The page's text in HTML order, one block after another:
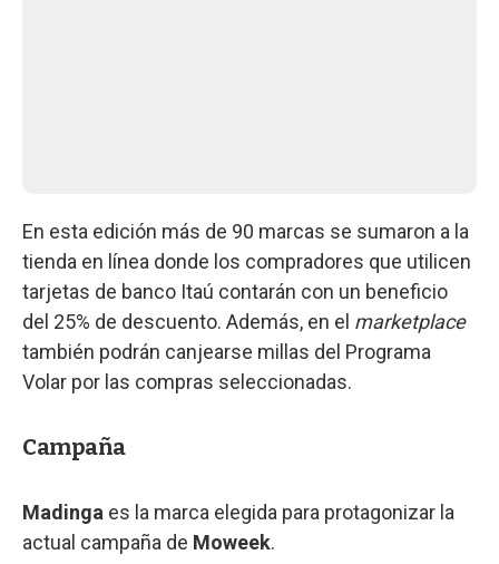
En esta edición más de 90 marcas se sumaron a la
tienda en línea donde los compradores que utilicen
tarjetas de banco Itaú contarán con un beneficio
del 25% de descuento. Además, en el marketplace
también podrán canjearse millas del Programa
Volar por las compras seleccionadas.
Campaña
Madinga es la marca elegida para protagonizar la
actual campaña de Moweek.